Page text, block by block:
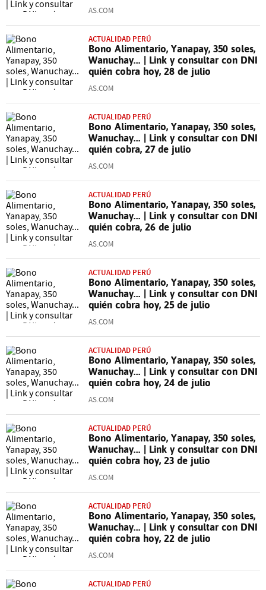
AS.COM
ACTUALIDAD PERÚ
Bono Alimentario, Yanapay, 350 soles,
Wanuchay... | Link y consultar con DNI
quién cobra hoy, 28 de julio
AS.COM
ACTUALIDAD PERÚ
Bono Alimentario, Yanapay, 350 soles,
Wanuchay... | Link y consultar con DNI
quién cobra, 27 de julio
AS.COM
ACTUALIDAD PERÚ
Bono Alimentario, Yanapay, 350 soles,
Wanuchay... | Link y consultar con DNI
quién cobra, 26 de julio
AS.COM
ACTUALIDAD PERÚ
Bono Alimentario, Yanapay, 350 soles,
Wanuchay... | Link y consultar con DNI
quién cobra hoy, 25 de julio
AS.COM
ACTUALIDAD PERÚ
Bono Alimentario, Yanapay, 350 soles,
Wanuchay... | Link y consultar con DNI
quién cobra hoy, 24 de julio
AS.COM
ACTUALIDAD PERÚ
Bono Alimentario, Yanapay, 350 soles,
Wanuchay... | Link y consultar con DNI
quién cobra hoy, 23 de julio
AS.COM
ACTUALIDAD PERÚ
Bono Alimentario, Yanapay, 350 soles,
Wanuchay... | Link y consultar con DNI
quién cobra hoy, 22 de julio
AS.COM
ACTUALIDAD PERÚ